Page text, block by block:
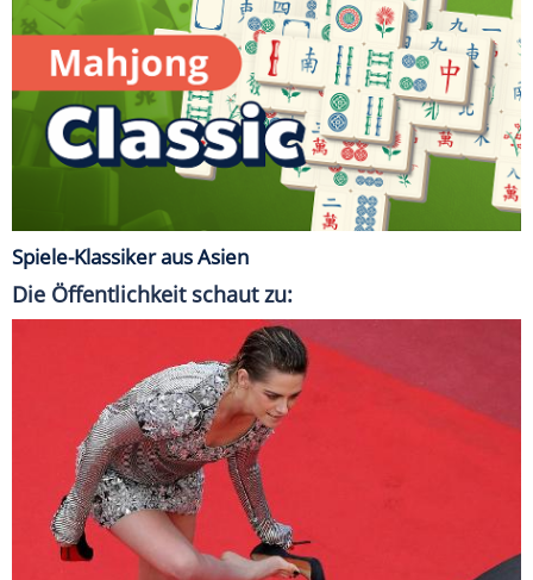
Spiele-Klassiker aus Asien
Die Öffentlichkeit schaut zu: